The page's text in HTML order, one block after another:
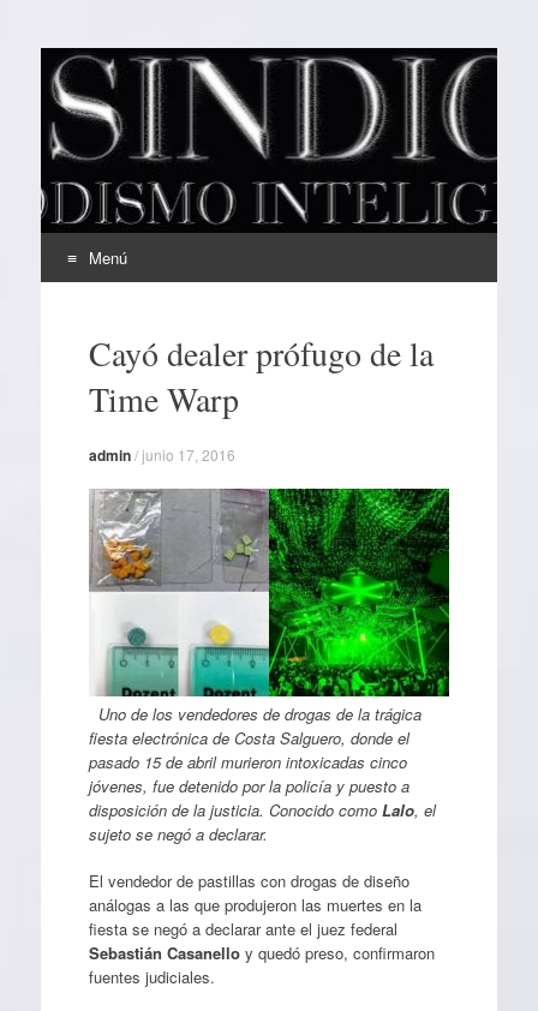
EL SINDICAL
Periodismo Inteligente
Menú
contenidoCayó dealer prófugo de la
Time Warp
admin/junio 17, 2016
Uno de los vendedores de drogas de la trágica
fiesta electrónica de Costa Salguero, donde el
pasado 15 de abril murieron intoxicadas cinco
jóvenes, fue detenido por la policía y puesto a
disposición de la justicia. Conocido como Lalo, el
sujeto se negó a declarar.
El vendedor de pastillas con drogas de diseño
análogas a las que produjeron las muertes en la
fiesta se negó a declarar ante el juez federal
Sebastián Casanelloy quedó preso, confirmaron
fuentes judiciales.